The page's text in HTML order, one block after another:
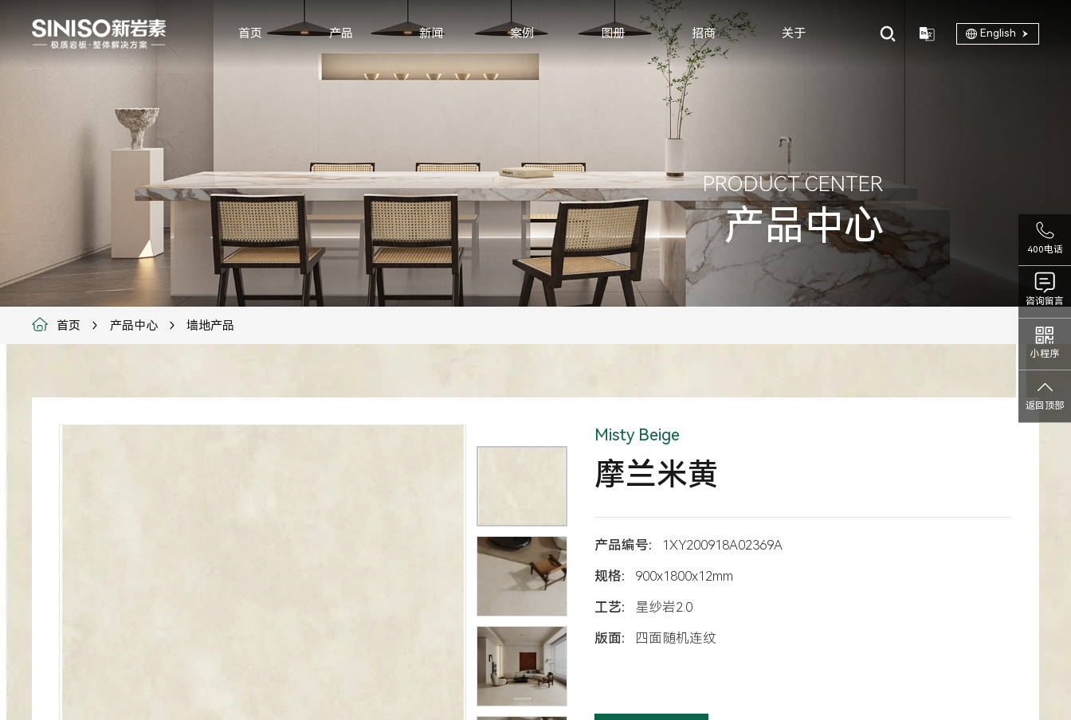
首页 产品 新闻 案例 图册 招商 关于 English
PRODUCT CENTER
产品中心
首页 产品中心 墙地产品
Misty Beige
摩兰米黄
产品编号:
1XY200918A02369A
规格:
900x1800x12mm
工艺:
星纱岩2.0
版面:
四面随机连纹
400电话
咨询留言
小程序
返回顶部